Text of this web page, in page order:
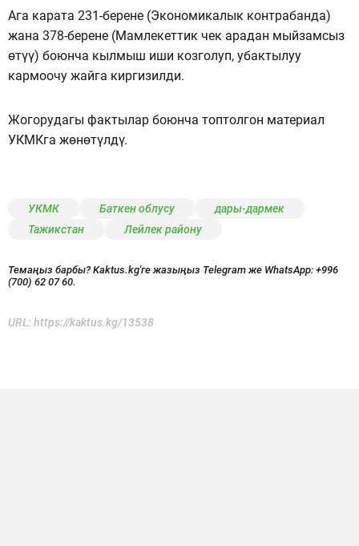
Ага карата 231-берене (Экономикалык контрабанда)
жана 378-берене (Мамлекеттик чек арадан мыйзамсыз
өтүү) боюнча кылмыш иши козголуп, убактылуу
кармоочу жайга киргизилди.
Жогорудагы фактылар боюнча топтолгон материал
УКМКга жөнөтүлдү.
УКМК Баткен облусу
дары-дармек
Тажикстан
Лейлек району
Темаңыз барбы? Kaktus.kg'ге жазыңыз Telegram же WhatsApp: +996
(700) 62 07 60.
URL: https://kaktus.kg/13538